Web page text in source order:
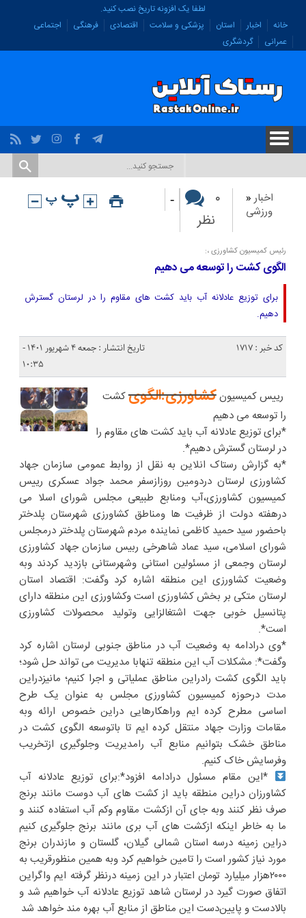
لطفا یک افزونه تاریخ نصب کنید.
خانه
اخبار استان پزشکی و سلامت اقتصادی فرهنگی
اجتماعی
عمرانی
گردشگری
اخبار«
ورزشی
۰
نظر
-
رئیس کمیسیون کشاورزی ،:
الگوی کشت را توسعه می دهیم
برای توزیع عادلانه آب باید کشت های مقاوم را در لرستان گسترش
دهیم.
کد خبر : 1717
تاریخ انتشار : جمعه ۴ شهریور ۱۴۰۱ -
۱۰:۳۵
رییس کمیسیونکشاورزی:الگویکشت
را توسعه می دهیم
*برای توزیع عادلانه آب باید کشت های مقاوم را
در لرستان گسترش دهیم*.
*به گزارش رستاک انلاین به نقل از روابط عمومی سازمان جهاد
کشاورزی لرستان دردومین روزازسفر محمد جواد عسکری رییس
کمیسیون کشاورزی،آب ومنابع طبیعی مجلس شورای اسلا می
درهفته دولت از ظرفیت ها ومناطق کشاورزی شهرستان پلدختر
باحضور سید حمید کاظمی نماینده مردم شهرستان پلدختر درمجلس
شورای اسلامی، سید عماد شاهرخی ربیس سازمان جهاد کشاورزی
لرستان وجمعی از مسئولین استانی وشهرستانی بازدید کردند وبه
وضعیت کشاورزی این منطقه اشاره کرد وگفت: اقتصاد استان
لرستان متکی بر بخش کشاورزی است وکشاورزی این منطقه دارای
پتانسیل خوبی جهت اشتغالزایی وتولید محصولات کشاورزی
است*.
*وی درادامه به وضعیت آب در مناطق جنوبی لرستان اشاره کرد
وگفت*: مشکلات آب این منطقه تنهابا مدیریت می تواند حل شود؛
باید الگوی کشت رادراین مناطق عملیاتی و اجرا کنیم؛ مانیزدراین
مدت درحوزه کمیسیون کشاورزی مجلس به عنوان یک طرح
اساسی مطرح کرده ایم وراهکارهایی دراین خصوص ارائه وبه
مقامات وزارت جهاد منتقل کرده ایم تا باتوسعه الگوی کشت در
مناطق خشک بتوانیم منابع آب رامدیریت وجلوگیری ازتخریب
وفرسایش خاک کنیم.
*این مقام مسئول درادامه افزود*:برای توزیع عادلانه آب
کشاورزان دراین منطقه باید از کشت های آب دوست مانند برنج
صرف نظر کنند وبه جای آن ازکشت مقاوم وکم آب استفاده کنند و
ما به خاطر اینکه ازکشت های آب بری مانند برنج جلوگیری کنیم
دراین زمینه درسه استان شمالی گیلان، گلستان و مازندران برنج
مورد نیاز کشور است را تامین خواهیم کرد وبه همین منظورقریب به
۲۰۰۰هزار میلیارد تومان اعتبار در این زمینه درنظر گرفته ایم واگراین
اتفاق صورت گیرد در لرستان شاهد توزیع عادلانه آب خواهیم شد و
بالادست و پایین‌دست این مناطق از منابع آب بهره مند خواهد شد